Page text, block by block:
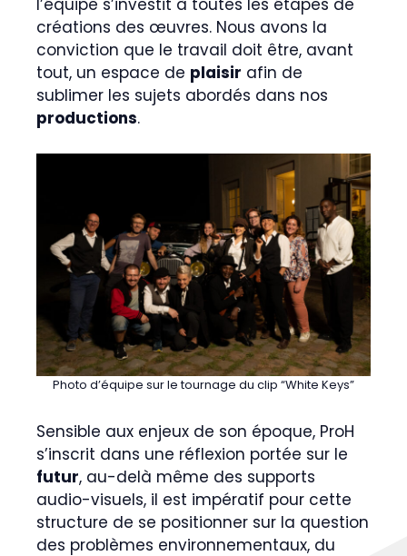
l’équipe s’investit à toutes les étapes de
créations des œuvres. Nous avons la
conviction que le travail doit être, avant
tout, un espace de plaisir afin de
sublimer les sujets abordés dans nos
productions.
Photo d’équipe sur le tournage du clip “White Keys”
Sensible aux enjeux de son époque, ProH
s’inscrit dans une réflexion portée sur le
futur, au-delà même des supports
audio-visuels, il est impératif pour cette
structure de se positionner sur la question
des problèmes environnementaux, du